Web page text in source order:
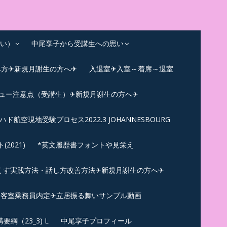
） 中尾享子から受講生への思い
✈新規月謝生の方へ✈ 入退室✈入室～着席～退室
ー注意点（受講生）✈新規月謝生の方へ✈
ド航空現地受験プロセス2022.3 JOHANNESBOURG
(2021) *英文履歴書フォントや見栄え
す実践方法・話し方改善方法✈新規月謝生の方へ✈
室乗務員内定✈立居振る舞いサンプル動画
綱（23_3) L 中尾享子プロフィール